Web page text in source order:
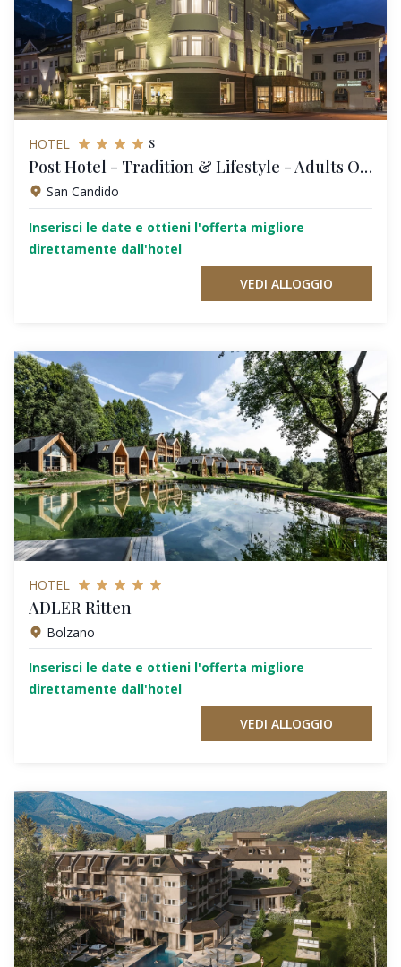
HOTEL s
Post Hotel - Tradition & Lifestyle - Adults Only
San Candido
Inserisci le date e ottieni l'offerta migliore
direttamente dall'hotel
VEDI ALLOGGIO
HOTEL
ADLER Ritten
Bolzano
Inserisci le date e ottieni l'offerta migliore
direttamente dall'hotel
VEDI ALLOGGIO